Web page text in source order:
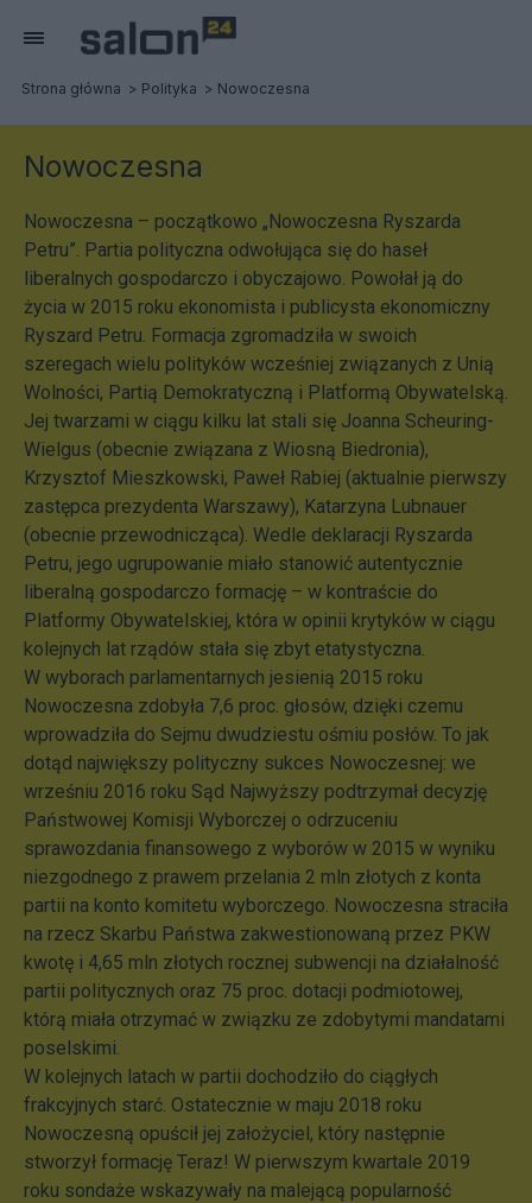
Strona główna Polityka Nowoczesna
Nowoczesna
Nowoczesna – początkowo „Nowoczesna Ryszarda
Petru”. Partia polityczna odwołująca się do haseł
liberalnych gospodarczo i obyczajowo. Powołał ją do
życia w 2015 roku ekonomista i publicysta ekonomiczny
Ryszard Petru. Formacja zgromadziła w swoich
szeregach wielu polityków wcześniej związanych z Unią
Wolności, Partią Demokratyczną i Platformą Obywatelską.
Jej twarzami w ciągu kilku lat stali się Joanna Scheuring-
Wielgus (obecnie związana z Wiosną Biedronia),
Krzysztof Mieszkowski, Paweł Rabiej (aktualnie pierwszy
zastępca prezydenta Warszawy), Katarzyna Lubnauer
(obecnie przewodnicząca). Wedle deklaracji Ryszarda
Petru, jego ugrupowanie miało stanowić autentycznie
liberalną gospodarczo formację – w kontraście do
Platformy Obywatelskiej, która w opinii krytyków w ciągu
kolejnych lat rządów stała się zbyt etatystyczna.
W wyborach parlamentarnych jesienią 2015 roku
Nowoczesna zdobyła 7,6 proc. głosów, dzięki czemu
wprowadziła do Sejmu dwudziestu ośmiu posłów. To jak
dotąd największy polityczny sukces Nowoczesnej: we
wrześniu 2016 roku Sąd Najwyższy podtrzymał decyzję
Państwowej Komisji Wyborczej o odrzuceniu
sprawozdania finansowego z wyborów w 2015 w wyniku
niezgodnego z prawem przelania 2 mln złotych z konta
partii na konto komitetu wyborczego. Nowoczesna straciła
na rzecz Skarbu Państwa zakwestionowaną przez PKW
kwotę i 4,65 mln złotych rocznej subwencji na działalność
partii politycznych oraz 75 proc. dotacji podmiotowej,
którą miała otrzymać w związku ze zdobytymi mandatami
poselskimi.
W kolejnych latach w partii dochodziło do ciągłych
frakcyjnych starć. Ostatecznie w maju 2018 roku
Nowoczesną opuścił jej założyciel, który następnie
stworzył formację Teraz! W pierwszym kwartale 2019
roku sondaże wskazywały na malejącą popularność